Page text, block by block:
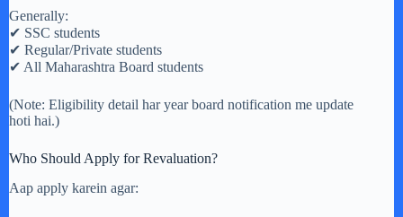
Generally:
✔ SSC students
✔ Regular/Private students
✔ All Maharashtra Board students
(Note: Eligibility detail har year board notification me update
hoti hai.)
Who Should Apply for Revaluation?
Aap apply karein agar: